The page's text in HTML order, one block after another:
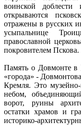
воинской
открываются
отражены в русских
усыпальнице
православной
покровителем Пскова.
Память о Довмонте в
«города» -
Кремля. Это
небом,
ворот, руины
остатки храмов и
историко-